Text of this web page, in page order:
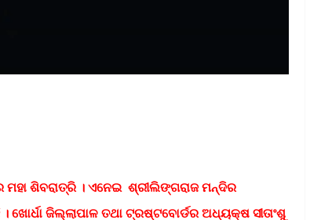
ମହା ଶିବରାତ୍ରି । ଏନେଇ ଶ୍ରୀଲିଙ୍ଗରାଜ ମନ୍ଦିର
ଜିଲ୍ଲାପାଳ ତଥା ଟ୍ରଷ୍ଟବୋର୍ଡର ଅଧ୍ୟକ୍ଷ ସୀତାଂଶୁ